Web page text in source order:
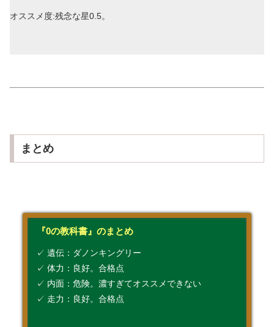
オススメ度:残念な星0.5。
まとめ
『0の教科書』のまとめ
✓ 遺伝：ダノンキングリー
✓ 体力：良好。合格点
✓ 内面：危険。濃すぎてオススメできない
✓ 走力：良好。合格点